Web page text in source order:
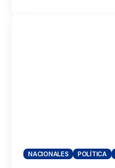
NACIONALES POLÍTICA